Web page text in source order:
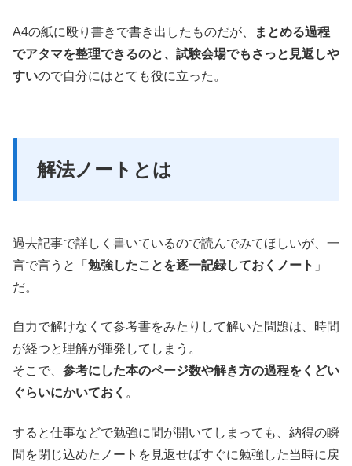
A4の紙に殴り書きで書き出したものだが、
まとめる過程
でアタマを整理できるのと、試験会場でもさっと見返しや
すいので自分にはとても役に立った。
解法ノートとは
過去記事で詳しく書いているので読んでみてほしいが、一
言で言うと「 勉強したことを逐一記録しておくノート 」
だ。
自力で解けなくて参考書をみたりして解いた問題は、時間
が経つと理解が揮発してしまう。
そこで、 参考にした本のページ数や解き方の過程をくどい
ぐらいにかいておく 。
すると仕事などで勉強に間が開いてしまっても、納得の瞬
間を閉じ込めたノートを見返せばすぐに勉強した当時に戻